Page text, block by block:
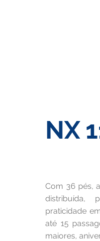
NX
Com 36 pés,
distribuída,
praticidade
até 15
maiores,